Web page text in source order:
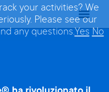
your activities? We
Please see our
any questions.Yes No